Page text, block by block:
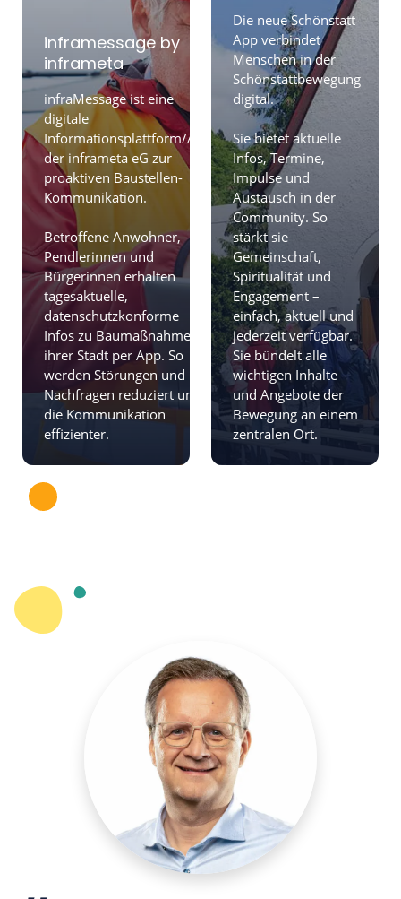
inframessage by
inframeta
infraMessage ist eine
digitale
Informationsplattform/App
der inframeta eG zur
proaktiven Baustellen-
Kommunikation.
Betroffene Anwohner,
Pendlerinnen und
Bürgerinnen erhalten
tagesaktuelle,
datenschutzkonforme
Infos zu Baumaßnahmen
ihrer Stadt per App. So
werden Störungen und
Nachfragen reduziert und
die Kommunikation
effizienter.
Die neue Schönstatt
App verbindet
Menschen in der
Schönstattbewegung
digital.
Sie bietet aktuelle
Infos, Termine,
Impulse und
Austausch in der
Community. So
stärkt sie
Gemeinschaft,
Spiritualität und
Engagement –
einfach, aktuell und
jederzeit verfügbar.
Sie bündelt alle
wichtigen Inhalte
und Angebote der
Bewegung an einem
zentralen Ort.